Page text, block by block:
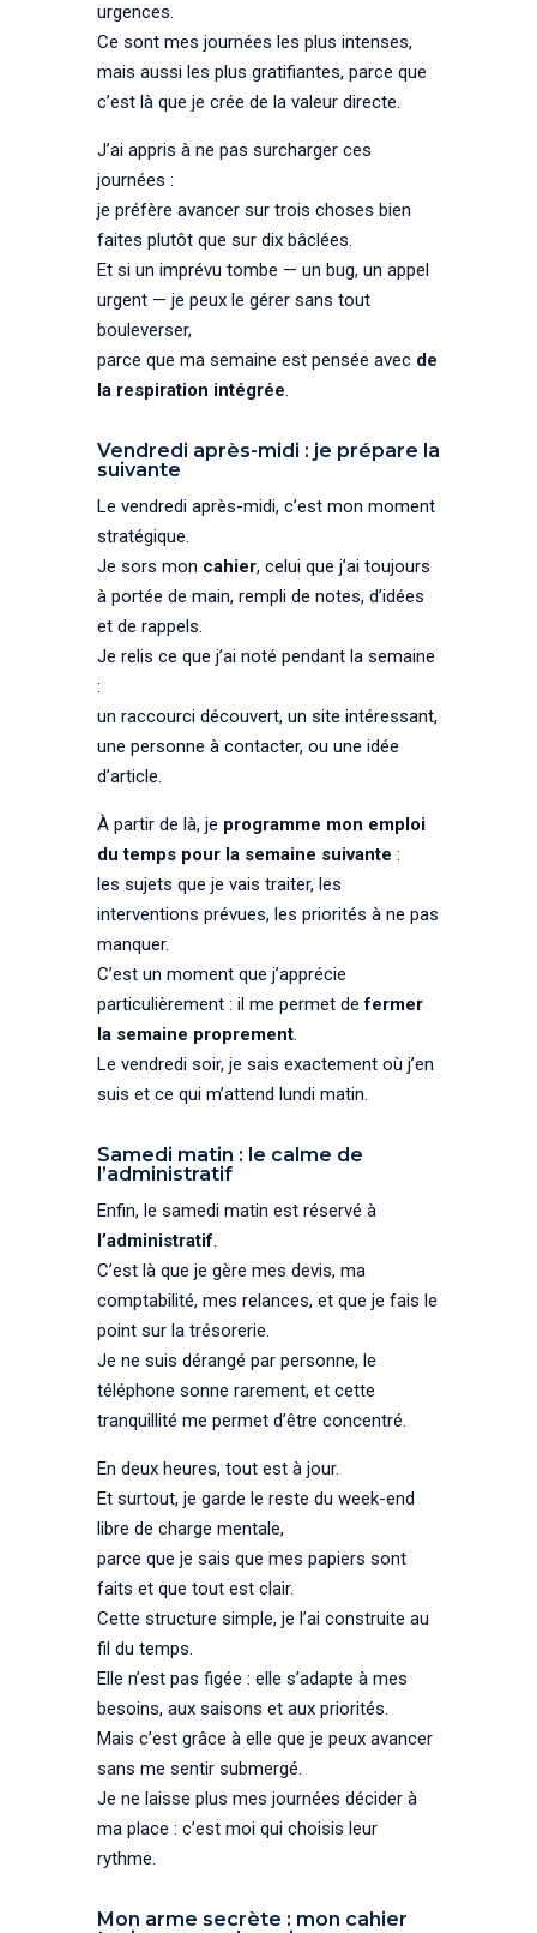
urgences.
Ce sont mes journées les plus intenses,
mais aussi les plus gratifiantes, parce que
c’est là que je crée de la valeur directe.
J’ai appris à ne pas surcharger ces
journées :
je préfère avancer sur trois choses bien
faites plutôt que sur dix bâclées.
Et si un imprévu tombe — un bug, un appel
urgent — je peux le gérer sans tout
bouleverser,
parce que ma semaine est pensée avec de
la respiration intégrée.
Vendredi après-midi : je prépare la
suivante
Le vendredi après-midi, c’est mon moment
stratégique.
Je sors mon cahier, celui que j’ai toujours
à portée de main, rempli de notes, d’idées
et de rappels.
Je relis ce que j’ai noté pendant la semaine
:
un raccourci découvert, un site intéressant,
une personne à contacter, ou une idée
d’article.
À partir de là, je programme mon emploi
du temps pour la semaine suivante :
les sujets que je vais traiter, les
interventions prévues, les priorités à ne pas
manquer.
C’est un moment que j’apprécie
particulièrement : il me permet defermer
la semaine proprement.
Le vendredi soir, je sais exactement où j’en
suis et ce qui m’attend lundi matin.
Samedi matin : le calme de
l’administratif
Enfin, le samedi matin est réservé à
l’administratif.
C’est là que je gère mes devis, ma
comptabilité, mes relances, et que je fais le
point sur la trésorerie.
Je ne suis dérangé par personne, le
téléphone sonne rarement, et cette
tranquillité me permet d’être concentré.
En deux heures, tout est à jour.
Et surtout, je garde le reste du week-end
libre de charge mentale,
parce que je sais que mes papiers sont
faits et que tout est clair.
Cette structure simple, je l’ai construite au
fil du temps.
Elle n’est pas figée : elle s’adapte à mes
besoins, aux saisons et aux priorités.
Mais c’est grâce à elle que je peux avancer
sans me sentir submergé.
Je ne laisse plus mes journées décider à
ma place : c’est moi qui choisis leur
rythme.
Mon arme secrète : mon cahier